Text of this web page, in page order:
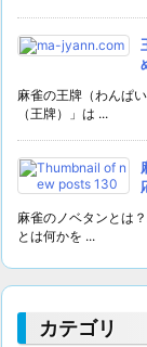
麻雀の王牌（わんぱ
（王牌）」は ...
麻雀のノベタンとは
とは何かを ...
カテゴリ